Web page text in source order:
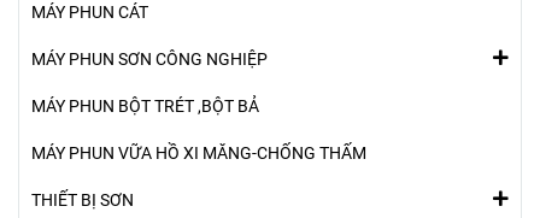
MÁY PHUN CÁT
MÁY PHUN SƠN CÔNG NGHIỆP
MÁY PHUN BỘT TRÉT ,BỘT BẢ
MÁY PHUN VỮA HỒ XI MĂNG-CHỐNG THẤM
THIẾT BỊ SƠN